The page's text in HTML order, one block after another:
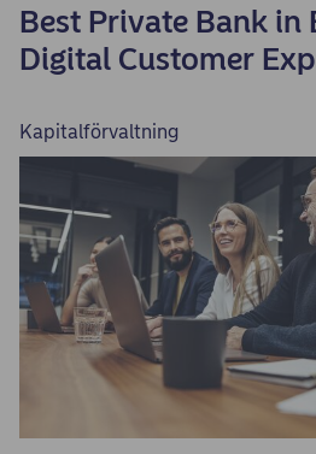
Best Private Bank in
Digital Customer
Kapitalförvaltning